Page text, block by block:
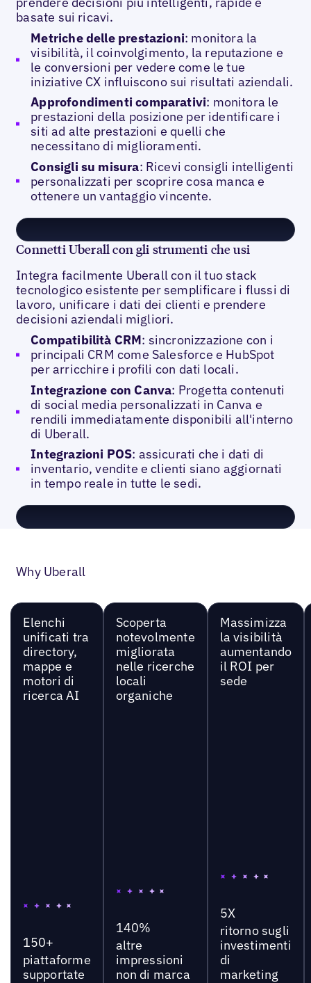
basate sui ricavi.
Metriche delle prestazioni: monitora la
visibilità, il coinvolgimento, la reputazione e
le conversioni per vedere come le tue
iniziative CX influiscono sui risultati aziendali.
Approfondimenti comparativi: monitora le
prestazioni della posizione per identificare i
siti ad alte prestazioni e quelli che
necessitano di miglioramenti.
Consigli su misura: Ricevi consigli intelligenti
personalizzati per scoprire cosa manca e
ottenere un vantaggio vincente.
Connetti Uberall con gli strumenti che usi
Integra facilmente Uberall con il tuo stack
tecnologico esistente per semplificare i flussi di
lavoro, unificare i dati dei clienti e prendere
decisioni aziendali migliori.
Compatibilità CRM: sincronizzazione con i
principali CRM come Salesforce e HubSpot
per arricchire i profili con dati locali.
Integrazione con Canva: Progetta contenuti
di social media personalizzati in Canva e
rendili immediatamente disponibili all'interno
di Uberall.
Integrazioni POS: assicurati che i dati di
inventario, vendite e clienti siano aggiornati
in tempo reale in tutte le sedi.
Why Uberall
Elenchi
unificati tra
directory,
mappe e
motori di
ricerca AI
150+
piattaforme
supportate
Scoperta
notevolmente
migliorata
nelle ricerche
locali
organiche
140%
altre
impressioni
non di marca
Massimizza
la visibilità
aumentando
il ROI per
sede
5X
ritorno sugli
investimenti
di
marketing